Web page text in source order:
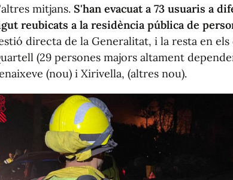
mitjans. S'han evacuat a 73 usuaris a
reubicats a la residència pública de
directa de la Generalitat, i la resta en els
(29 persones majors altament
(nou) i Xirivella, (altres nou).